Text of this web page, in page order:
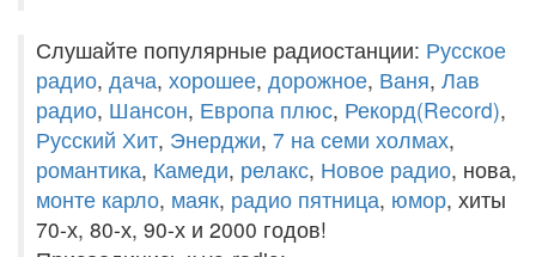
Слушайте популярные радиостанции: Русское
радио, дача, хорошее, дорожное, Ваня, Лав
радио, Шансон, Европа плюс, Рекорд(Record),
Русский Хит, Энерджи, 7 на семи холмах,
романтика, Камеди, релакс, Новое радио, нова,
монте карло, маяк, радио пятница, юмор, хиты
70-х, 80-х, 90-х и 2000 годов!